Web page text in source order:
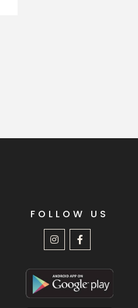
FOLLOW US